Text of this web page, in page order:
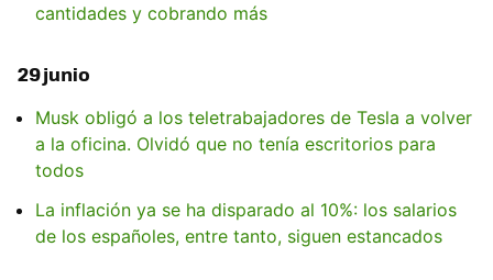
cantidades y cobrando más
29 junio
Musk obligó a los teletrabajadores de Tesla a volver
a la oficina. Olvidó que no tenía escritorios para
todos
La inflación ya se ha disparado al 10%: los salarios
de los españoles, entre tanto, siguen estancados